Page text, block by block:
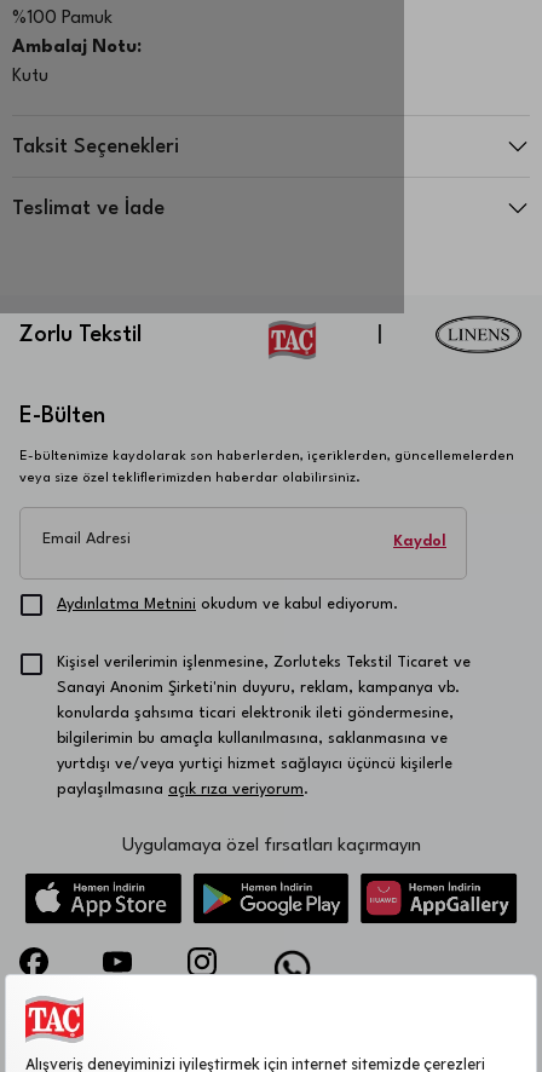
%100 Pamuk
Ambalaj Notu:
Kutu
Taksit Seçenekleri
Teslimat ve İade
Zorlu Tekstil
E-Bülten
E-bültenimize kaydolarak son haberlerden, içeriklerden, güncellemelerden
veya size özel tekliflerimizden haberdar olabilirsiniz.
Email Adresi Kaydol
Aydınlatma Metnini okudum ve kabul ediyorum.
Kişisel verilerimin işlenmesine, Zorluteks Tekstil Ticaret ve
Sanayi Anonim Şirketi'nin duyuru, reklam, kampanya vb.
konularda şahsıma ticari elektronik ileti göndermesine,
bilgilerimin bu amaçla kullanılmasına, saklanmasına ve
yurtdışı ve/veya yurtiçi hizmet sağlayıcı üçüncü kişilerle
paylaşılmasına açık rıza veriyorum.
Uygulamaya özel fırsatları kaçırmayın
KURUMSAL